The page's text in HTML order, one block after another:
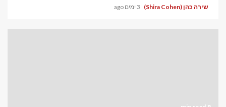
שירה כהן (Shira Cohen) 3 ימים ago